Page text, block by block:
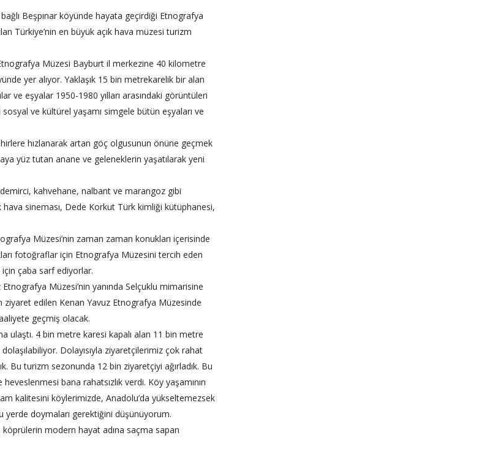
Beşpınar köyünde hayata geçirdiği Etnografya
Türkiye’nin en büyük açık hava müzesi turizm
Müzesi Bayburt il merkezine 40 kilometre
yer alıyor. Yaklaşık 15 bin metrekarelik bir alan
ve eşyalar 1950-1980 yılları arasındaki görüntüleri
sosyal ve kültürel yaşamı simgele bütün eşyaları ve
hızlanarak artan göç olgusunun önüne geçmek
yüz tutan anane ve geleneklerin yaşatılarak yeni
kahvehane, nalbant ve marangoz gibi
sineması, Dede Korkut Türk kimliği kütüphanesi,
Müzesi’nin zaman zaman konukları içerisinde
fotoğraflar için Etnografya Müzesini tercih eden
çaba sarf ediyorlar.
Müzesi’nin yanında Selçuklu mimarisine
ziyaret edilen Kenan Yavuz Etnografya Müzesinde
geçmiş olacak.
ulaştı. 4 bin metre karesi kapalı alan 11 bin metre
Dolayısıyla ziyaretçilerimiz çok rahat
Bu turizm sezonunda 12 bin ziyaretçiyi ağırladık. Bu
bana rahatsızlık verdi. Köy yaşamının
kalitesini köylerimizde, Anadolu’da yükseltemezsek
yerde doymaları gerektiğini düşünüyorum.
köprülerin modern hayat adına saçma sapan